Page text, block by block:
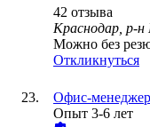
42 отзыва
Краснодар, р-н
Можно без
Откликнуться
Офис-
Опыт 3-6 лет